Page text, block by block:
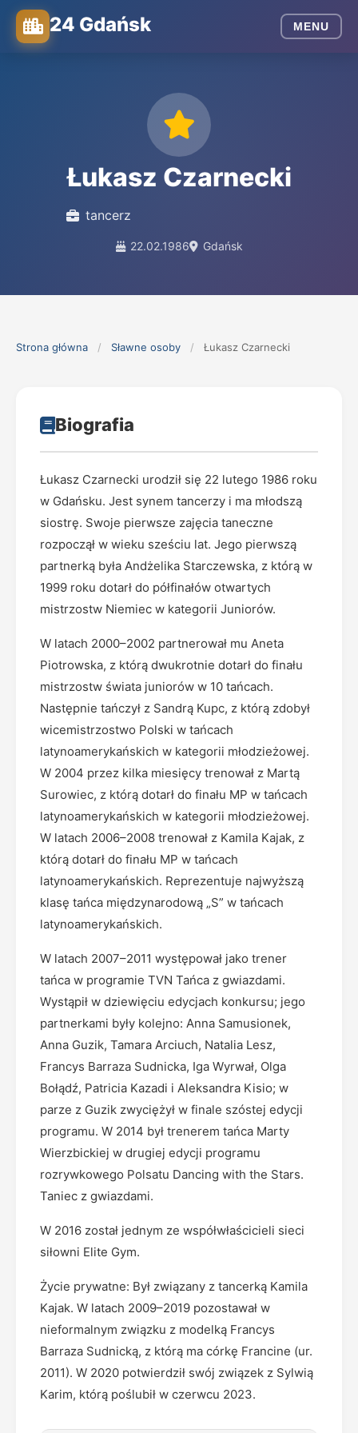
24 Gdańsk MENU
Łukasz Czarnecki
tancerz
22.02.1986 Gdańsk
Strona główna / Sławne osoby / Łukasz Czarnecki
Biografia
Łukasz Czarnecki urodził się 22 lutego 1986 roku
w Gdańsku. Jest synem tancerzy i ma młodszą
siostrę. Swoje pierwsze zajęcia taneczne
rozpoczął w wieku sześciu lat. Jego pierwszą
partnerką była Andżelika Starczewska, z którą w
1999 roku dotarł do półfinałów otwartych
mistrzostw Niemiec w kategorii Juniorów.
W latach 2000–2002 partnerował mu Aneta
Piotrowska, z którą dwukrotnie dotarł do finału
mistrzostw świata juniorów w 10 tańcach.
Następnie tańczył z Sandrą Kupc, z którą zdobył
wicemistrzostwo Polski w tańcach
latynoamerykańskich w kategorii młodzieżowej.
W 2004 przez kilka miesięcy trenował z Martą
Surowiec, z którą dotarł do finału MP w tańcach
latynoamerykańskich w kategorii młodzieżowej.
W latach 2006–2008 trenował z Kamila Kajak, z
którą dotarł do finału MP w tańcach
latynoamerykańskich. Reprezentuje najwyższą
klasę tańca międzynarodową „S” w tańcach
latynoamerykańskich.
W latach 2007–2011 występował jako trener
tańca w programie TVN Tańca z gwiazdami.
Wystąpił w dziewięciu edycjach konkursu; jego
partnerkami były kolejno: Anna Samusionek,
Anna Guzik, Tamara Arciuch, Natalia Lesz,
Francys Barraza Sudnicka, Iga Wyrwał, Olga
Bołądź, Patricia Kazadi i Aleksandra Kisio; w
parze z Guzik zwyciężył w finale szóstej edycji
programu. W 2014 był trenerem tańca Marty
Wierzbickiej w drugiej edycji programu
rozrywkowego Polsatu Dancing with the Stars.
Taniec z gwiazdami.
W 2016 został jednym ze współwłaścicieli sieci
siłowni Elite Gym.
Życie prywatne: Był związany z tancerką Kamila
Kajak. W latach 2009–2019 pozostawał w
nieformalnym związku z modelką Francys
Barraza Sudnicką, z którą ma córkę Francine (ur.
2011). W 2020 potwierdził swój związek z Sylwią
Karim, którą poślubił w czerwcu 2023.